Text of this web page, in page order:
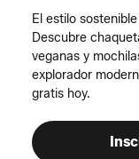
El estilo
Descubre
veganas y
explorador
gratis hoy.